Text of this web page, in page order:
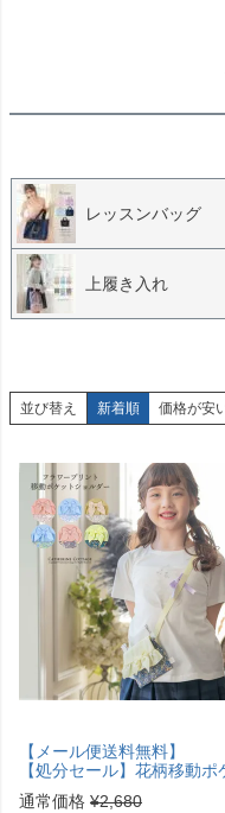
レッスンバッグ
上履き入れ
並び替え 新着順 価格が安
【メール便送料無料】
【処分セール】花柄移動ポケットショルダー キャサリンコテージ YUP12 ≪メール便優先
通常価格 ¥2,680